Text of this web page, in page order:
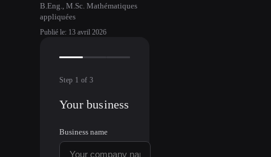
B.Eng., M.Sc. Mathématiques
appliquées
Publié le: 13 avril 2026
Step 1 of 3
Your business
Business name